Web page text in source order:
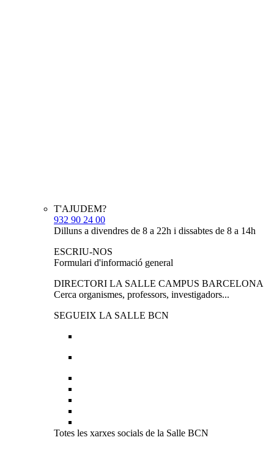
T'AJUDEM?
932 90 24 00
Dilluns a divendres de 8 a 22h i dissabtes de 8 a 14h
ESCRIU-NOS
Formulari d'informació general
DIRECTORI LA SALLE CAMPUS BARCELONA
Cerca organismes, professors, investigadors...
SEGUEIX LA SALLE BCN
Totes les xarxes socials de la Salle BCN